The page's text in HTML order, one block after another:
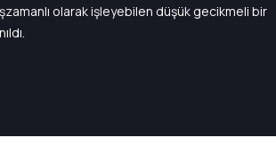
olarak işleyebilen düşük gecikmeli bir